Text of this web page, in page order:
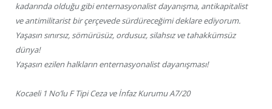
kadarında olduğu gibi enternasyonalist dayanışma, antikapitalist
ve antimilitarist bir çerçevede sürdüreceğimi deklare ediyorum.
Yaşasın sınırsız, sömürüsüz, ordusuz, silahsız ve tahakkümsüz
dünya!
Yaşasın ezilen halkların enternasyonalist dayanışması!
Kocaeli 1 No’lu F Tipi Ceza ve İnfaz Kurumu A7/20